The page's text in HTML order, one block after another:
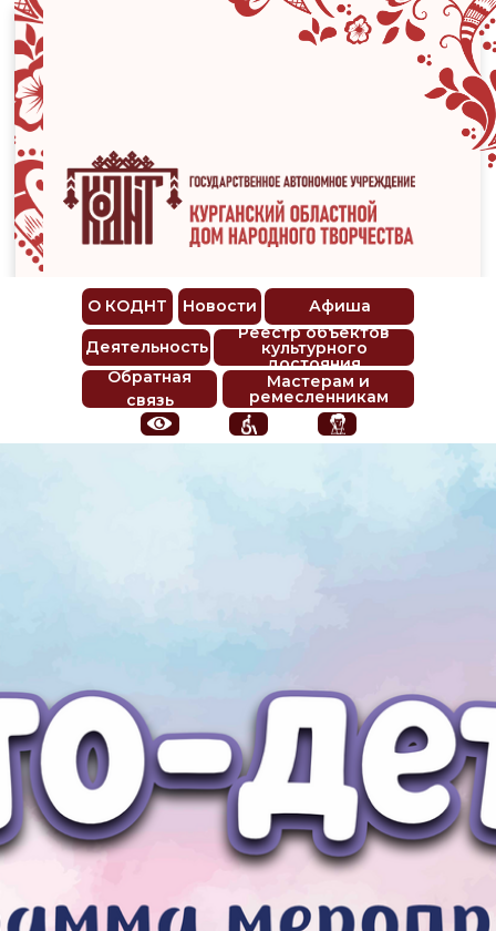
О КОДНТ Новости
Деятельность
Афиша
Обратная
связь
Реестр объектов
культурного
достояния
Мастерам и
ремесленникам